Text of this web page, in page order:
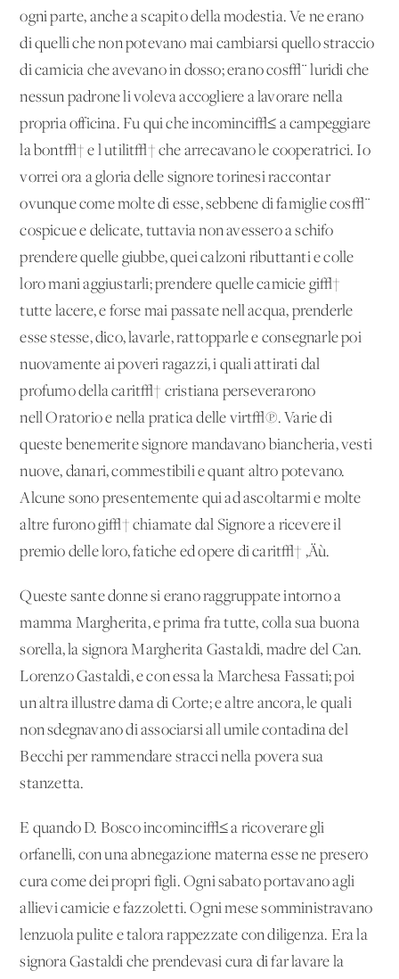
ogni parte, anche a scapito della modestia. Ve ne erano
di quelli che non potevano mai cambiarsi quello straccio
di camicia che avevano in dosso; erano cos√¨ luridi che
nessun padrone li voleva accogliere a lavorare nella
propria officina. Fu qui che incominci√≤ a campeggiare
la bont√† e l'utilit√† che arrecavano le cooperatrici. Io
vorrei ora a gloria delle signore torinesi raccontar
ovunque come molte di esse, sebbene di famiglie cos√¨
cospicue e delicate, tuttavia non avessero a schifo
prendere quelle giubbe, quei calzoni ributtanti e colle
loro mani aggiustarli; prendere quelle camicie gi√†
tutte lacere, e forse mai passate nell'acqua, prenderle
esse stesse, dico, lavarle, rattopparle e consegnarle poi
nuovamente ai poveri ragazzi, i quali attirati dal
profumo della carit√† cristiana perseverarono
nell'Oratorio e nella pratica delle virt√π. Varie di
queste benemerite signore mandavano biancheria, vesti
nuove, danari, commestibili e quant'altro potevano.
Alcune sono presentemente qui ad ascoltarmi e molte
altre furono gi√† chiamate dal Signore a ricevere il
premio delle loro, fatiche ed opere di carit√† ‚Äù.
Queste sante donne si erano raggruppate intorno a
mamma Margherita, e prima fra tutte, colla sua buona
sorella, la signora Margherita Gastaldi, madre del Can.
Lorenzo Gastaldi, e con essa la Marchesa Fassati; poi
un'altra illustre dama di Corte; e altre ancora, le quali
non sdegnavano di associarsi all'umile contadina del
Becchi per rammendare stracci nella povera sua
stanzetta.
E quando D. Bosco incominci√≤ a ricoverare gli
orfanelli, con una abnegazione materna esse ne presero
cura come dei propri figli. Ogni sabato portavano agli
allievi camicie e fazzoletti. Ogni mese somministravano
lenzuola pulite e talora rappezzate con diligenza. Era la
signora Gastaldi che prendevasi cura di far lavare la